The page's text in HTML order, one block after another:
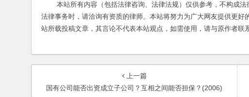
本站所有内容（包括法律咨询、法律法规）仅供参考，不构成法
法律事务时，请洽询有资质的律师。本站将努力为广大网友提供更
站所载投稿文章，其言论不代表本站观点，如需使用，请与原作者联
上一篇
国有公司能否出资成立子公司？互相之间能否担保？(2006)